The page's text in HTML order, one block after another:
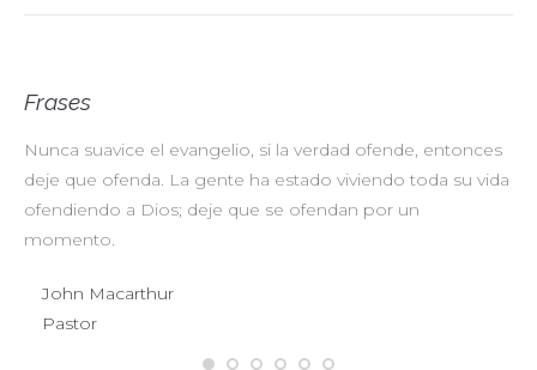
Frases
Nunca suavice el evangelio, si la verdad ofende, entonces
deje que ofenda. La gente ha estado viviendo toda su vida
ofendiendo a Dios; deje que se ofendan por un
momento.
John Macarthur
Pastor